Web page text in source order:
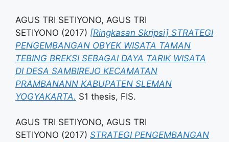
AGUS TRI SETIYONO, AGUS TRI
SETIYONO (2017) [Ringkasan Skripsi] STRATEGI
PENGEMBANGAN OBYEK WISATA TAMAN
TEBING BREKSI SEBAGAI DAYA TARIK WISATA
DI DESA SAMBIREJO KECAMATAN
PRAMBANANN KABUPATEN SLEMAN
YOGYAKARTA. S1 thesis, FIS.
AGUS TRI SETIYONO, AGUS TRI
SETIYONO (2017) STRATEGI PENGEMBANGAN